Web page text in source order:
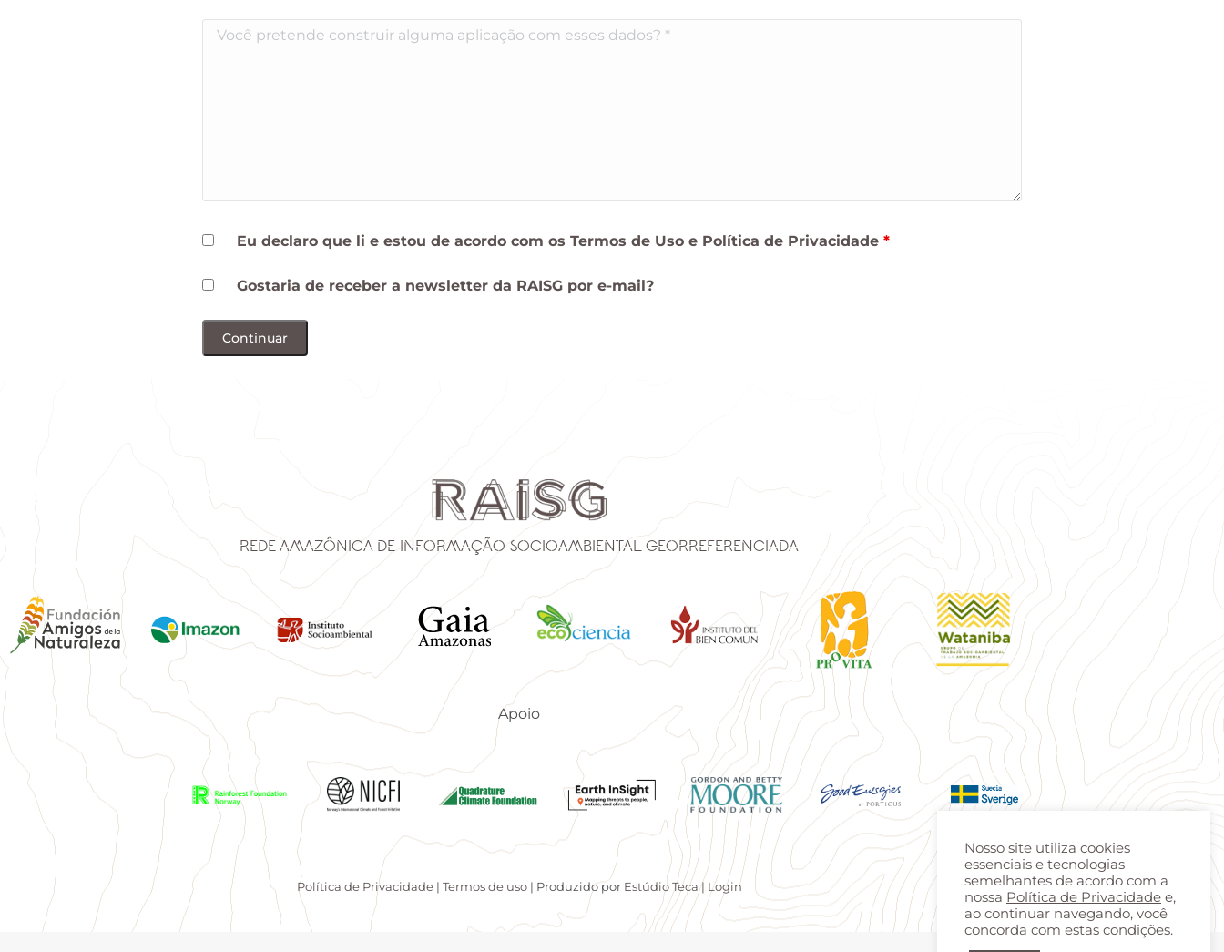
Eu declaro que li e estou de acordo com os Termos de Uso e Política de Privacidade *
Gostaria de receber a newsletter da RAISG por e-mail?
Rede Amazônica de Informação Socioambiental Georreferenciada
Apoio
Política de Privacidade| Termos de uso| Produzido por Estúdio Teca| Login
Nosso site utiliza cookies
essenciais e tecnologias
semelhantes de acordo com a
nossa Política de Privacidade e,
ao continuar navegando, você
concorda com estas condições.